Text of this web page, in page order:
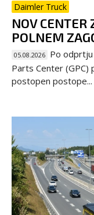
Daimler Truck
NOV CENTER
POLNEM
05.08.2026 Po odprtju
Parts Center (GPC)
postopen postope...